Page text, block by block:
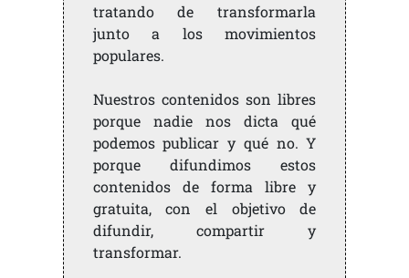
tratando de transformarla
junto a los movimientos
populares.
Nuestros contenidos son libres
porque nadie nos dicta qué
podemos publicar y qué no. Y
porque difundimos estos
contenidos de forma libre y
gratuita, con el objetivo de
difundir, compartir y
transformar.